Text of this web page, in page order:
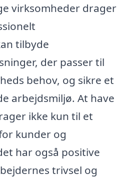
virksomheder drager
tilbyde
der passer til
behov, og sikre et
arbejdsmiljø. At have
ikke kun til et
kunder og
har også positive
trivsel og